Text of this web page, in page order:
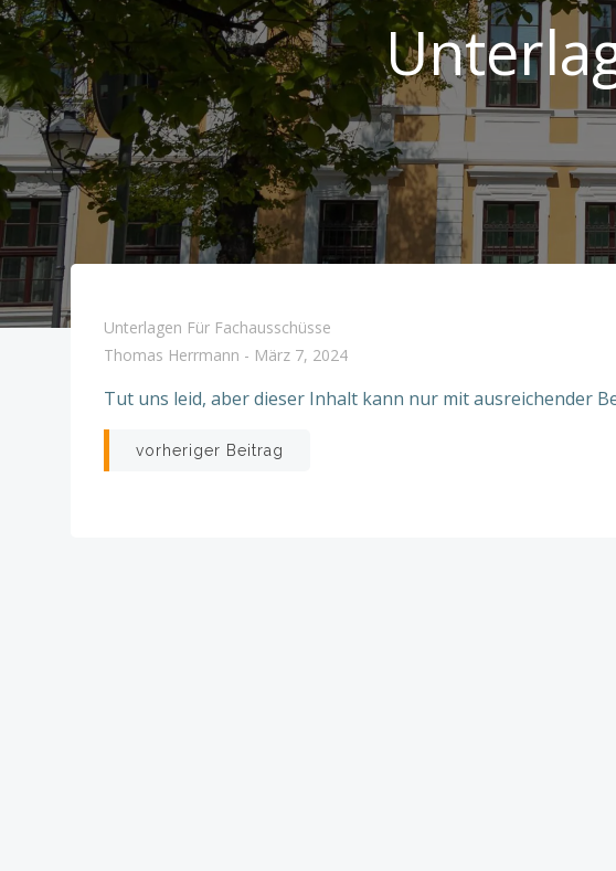
Unterlagen Für Fachausschüsse
Thomas Herrmann - März 7, 2024
Tut uns leid, aber dieser Inhalt kann nur mit ausreichender
Beitragsnavigation
vorheriger Beitrag